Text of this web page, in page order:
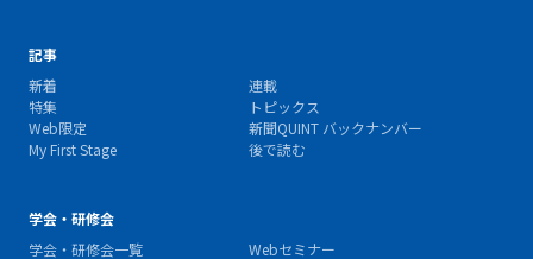
記事
新着
連載
特集
トピックス
Web限定
新聞QUINT バックナンバー
My First Stage
後で読む
学会・研修会
学会・研修会一覧
Webセミナー